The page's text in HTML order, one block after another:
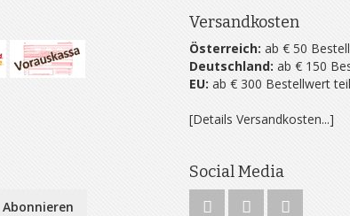
Versandkosten
Österreich: ab € 50
Deutschland: ab € 150
EU: ab € 300 Bestellwert
[Details Versandkosten...]
Abonnieren
Social Media